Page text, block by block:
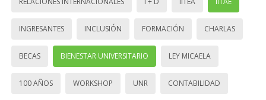
INGRESANTES INCLUSIÓN FORMACIÓN CHARLAS
BECAS BIENESTAR UNIVERSITARIO LEY MICAELA
100 AÑOS WORKSHOP UNR CONTABILIDAD